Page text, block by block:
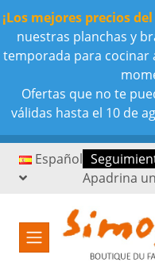
¡Los mejores precios
nuestras planchas y
temporada para cocinar
Ofertas que no te
válidas hasta el 10 de
Español
Apadrina